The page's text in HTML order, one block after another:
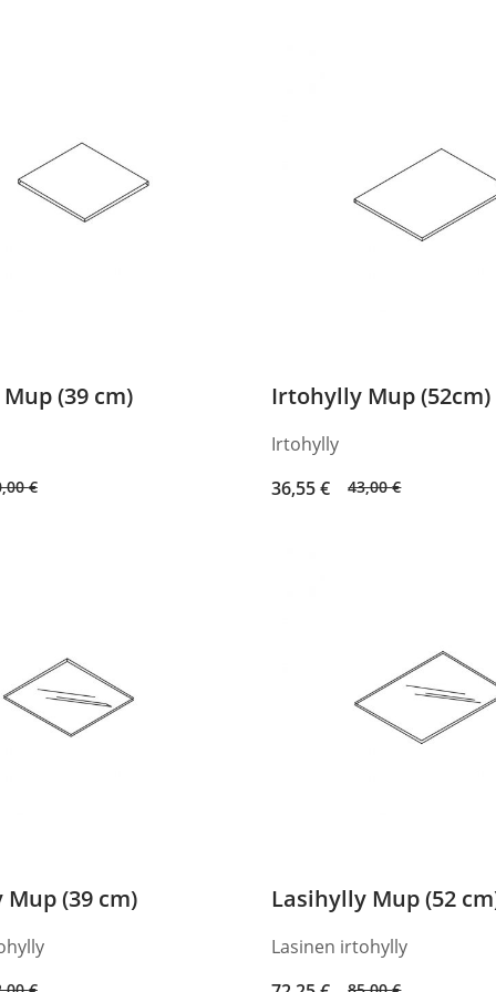
(39 cm)
€
Irtohylly Mup (52cm)
Irtohylly
43,00€
Original
36,55€
Current
(39 cm) Lasihylly Mup (52
Lasinen irtohylly